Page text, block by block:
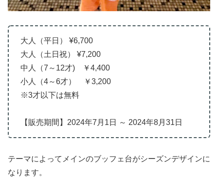
大人（平日） ¥6,700
大人（土日祝） ¥7,200
中人（7～12才) ￥4,400
小人（4～6才） ￥3,200
※3才以下は無料
【販売期間】2024年7月1日 ～ 2024年8月31日
テーマによってメインのブッフェ台がシーズンデザインに
なります。